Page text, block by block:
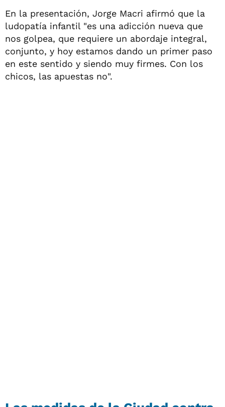
En la presentación, Jorge Macri afirmó que la
ludopatía infantil "es una adicción nueva que
nos golpea, que requiere un abordaje integral,
conjunto, y hoy estamos dando un primer paso
en este sentido y siendo muy firmes. Con los
chicos, las apuestas no".